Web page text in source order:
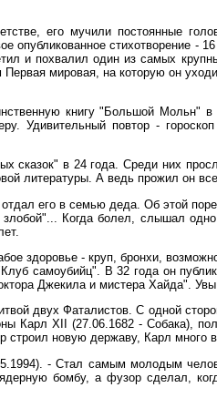
его мучили постоянные
опубликованное стихотворение -
и похвалил один из самых
мировая, на которую он
книгу "Большой Мольн"
Удивительный повтор -
сказок" в 24 года. Среди них
литературы. А ведь прожил он
его в семью деда. Об этой
Когда болел, слышал
здоровье - круп, бронхи,
самоубийц". В 32 года он
Джекила и мистера Хайда".
двух Фаталистов. С одной
Карл XII (27.06.1682 - Собака),
строил новую державу, Карл много
- Стал самым молодым
бомбу, а фузор сделал,